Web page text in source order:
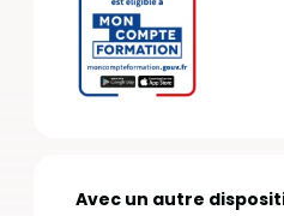
Avec un autre